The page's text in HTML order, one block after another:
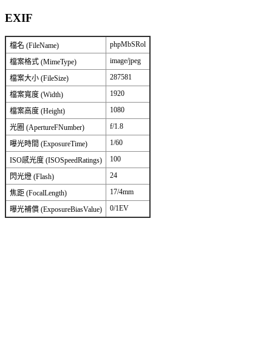
EXIF
檔名 (FileName) phpMbSRol
檔案格式 (MimeType) image/jpeg
檔案大小 (FileSize) 287581
檔案寬度 (Width) 1920
檔案高度 (Height) 1080
光圈 (ApertureFNumber) f/1.8
曝光時間 (ExposureTime) 1/60
ISO感光度 (ISOSpeedRatings) 100
閃光燈 (Flash) 24
焦距 (FocalLength) 17/4mm
曝光補償 (ExposureBiasValue) 0/1EV